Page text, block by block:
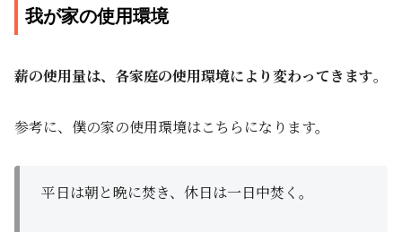
我が家の使用環境
薪の使用量は、各家庭の使用環境により変わってきます。
参考に、僕の家の使用環境はこちらになります。
平日は朝と晩に焚き、休日は一日中焚く。